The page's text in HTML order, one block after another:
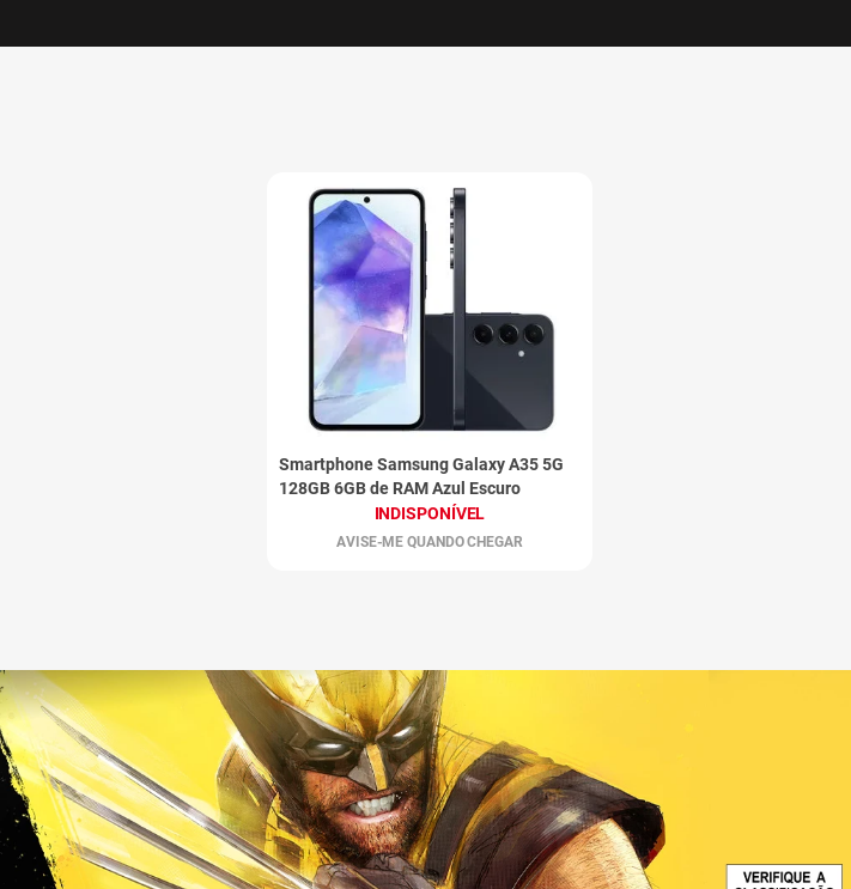
Smartphone Samsung Galaxy A35 5G
128GB 6GB de RAM Azul Escuro
INDISPONÍVEL
AVISE-ME QUANDO CHEGAR